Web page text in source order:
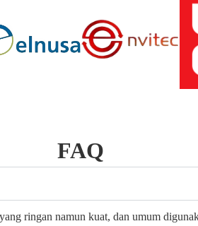
FAQ
ringan namun kuat, dan umum